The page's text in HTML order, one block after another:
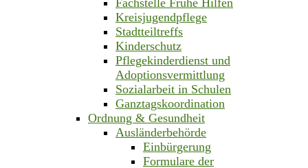
Kreisjugendpflege
Stadtteiltreffs
Kinderschutz
Pflegekinderdienst und
Adoptionsvermittlung
Sozialarbeit in Schulen
Ganztagskoordination
Ordnung & Gesundheit
Ausländerbehörde
Einbürgerung
Formulare der